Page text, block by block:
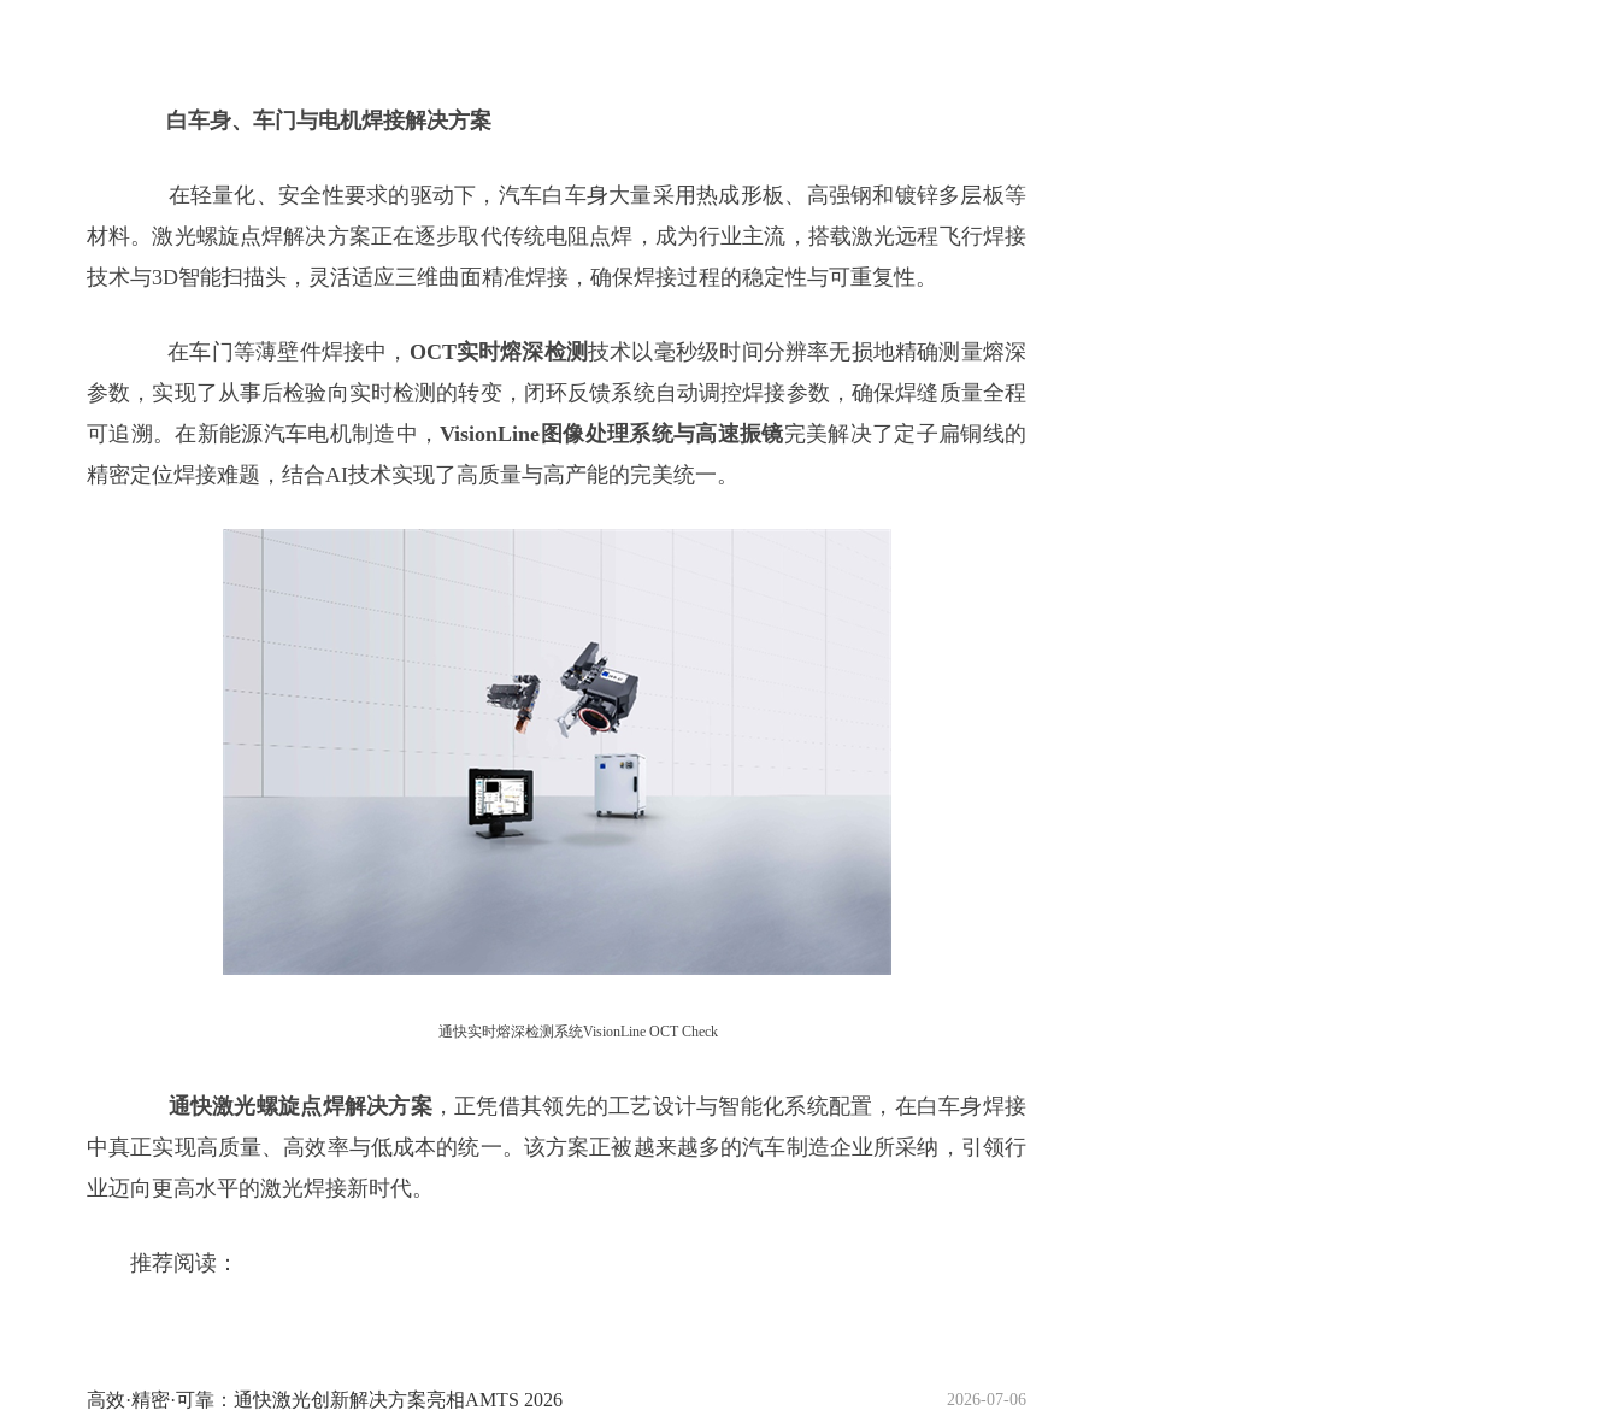
白车身、车门与电机焊接解决方案
在轻量化、安全性要求的驱动下，汽车白车身大量采用热成形板、高强钢和镀锌多层板等
材料。激光螺旋点焊解决方案正在逐步取代传统电阻点焊，成为行业主流，搭载激光远程飞行焊接
技术与3D智能扫描头，灵活适应三维曲面精准焊接，确保焊接过程的稳定性与可重复性。
在车门等薄壁件焊接中， OCT实时熔深检测技术以毫秒级时间分辨率无损地精确测量熔深
参数，实现了从事后检验向实时检测的转变，闭环反馈系统自动调控焊接参数，确保焊缝质量全程
可追溯。在新能源汽车电机制造中，VisionLine图像处理系统与高速振镜完美解决了定子扁铜线的
精密定位焊接难题，结合AI技术实现了高质量与高产能的完美统一。
通快实时熔深检测系统VisionLine OCT Check
通快激光螺旋点焊解决方案，正凭借其领先的工艺设计与智能化系统配置，在白车身焊接
中真正实现高质量、高效率与低成本的统一。该方案正被越来越多的汽车制造企业所采纳，引领行
业迈向更高水平的激光焊接新时代。
推荐阅读：
2026-07-06
高效·精密·可靠：通快激光创新解决方案亮相AMTS 2026